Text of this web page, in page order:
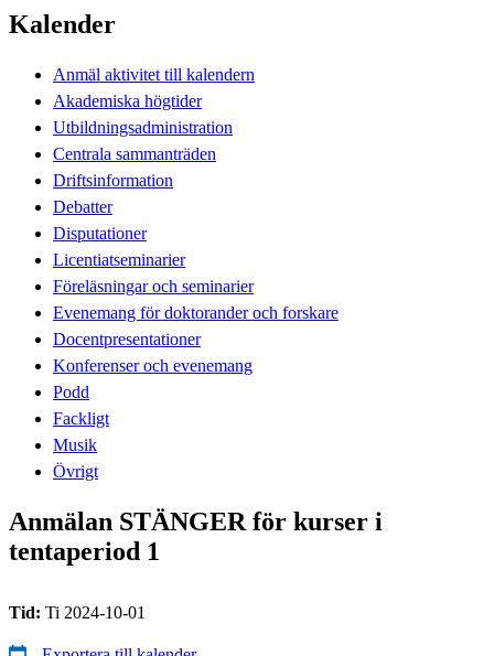
Kalender
Anmäl aktivitet till kalendern
Akademiska högtider
Utbildningsadministration
Centrala sammanträden
Driftsinformation
Debatter
Disputationer
Licentiatseminarier
Föreläsningar och seminarier
Evenemang för doktorander och forskare
Docentpresentationer
Konferenser och evenemang
Podd
Fackligt
Musik
Övrigt
Anmälan STÄNGER för kurser i
tentaperiod 1
Tid: Ti 2024-10-01